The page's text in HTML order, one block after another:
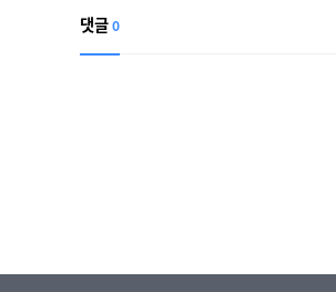
댓글0